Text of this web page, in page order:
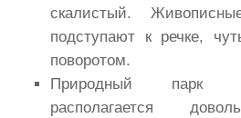
скалистый.
подступают к речке,
поворотом.
Природный парк
располагается